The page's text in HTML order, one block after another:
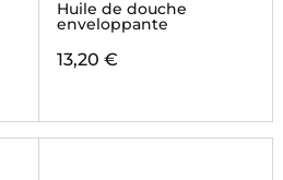
PEAU DE CROCO
Huile de douche
enveloppante
13,20 €